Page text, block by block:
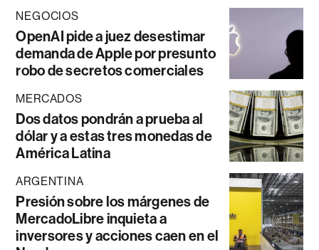
NEGOCIOS
OpenAI pide a juez desestimar
demanda de Apple por presunto
robo de secretos comerciales
MERCADOS
Dos datos pondrán a prueba al
dólar y a estas tres monedas de
América Latina
ARGENTINA
Presión sobre los márgenes de
MercadoLibre inquieta a
inversores y acciones caen en el